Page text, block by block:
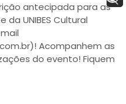
antecipada para as
UNIBES Cultural
Acompanhem as
do evento! Fiquem